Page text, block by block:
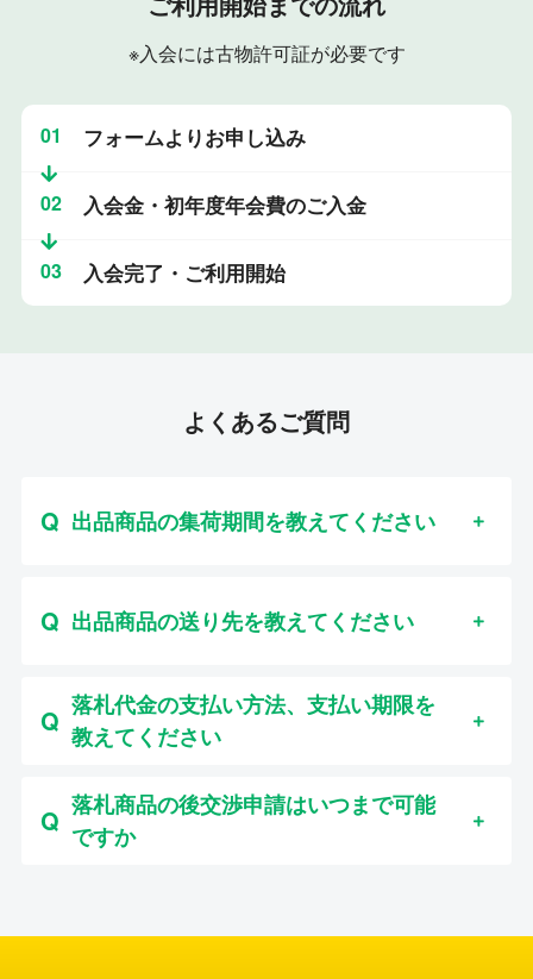
※入会には古物許可証が必要です
01 フォームよりお申し込み
02 入会金・初年度年会費のご入金
03 入会完了・ご利用開始
よくあるご質問
出品商品の集荷期間を教えてください
出品商品の送り先を教えてください
落札代金の支払い方法、支払い期限を
教えてください
落札商品の後交渉申請はいつまで可能
ですか